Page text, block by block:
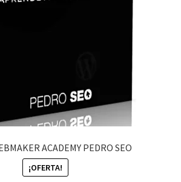
ACADEMY PEDRO SEO
¡OFERTA!